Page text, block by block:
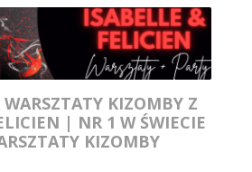
KIZOMBY Z
| NR 1 W ŚWIECIE
KIZOMBY